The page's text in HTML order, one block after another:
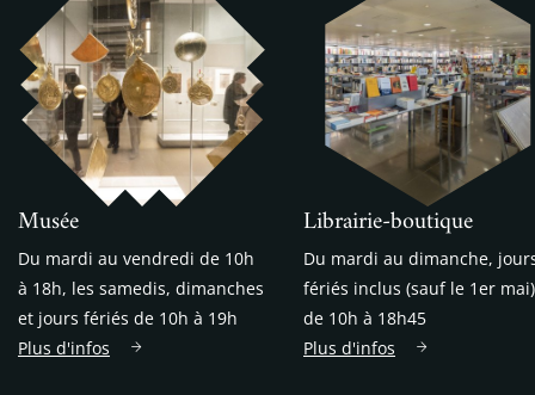
Musée
Du mardi au vendredi de 10h
à 18h, les samedis, dimanches
et jours fériés de 10h à 19h
Plus d'infos
Librairie-boutique
Du mardi au dimanche,
fériés inclus (sauf le 1er
de 10h à 18h45
Plus d'infos